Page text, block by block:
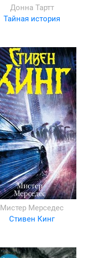
Донна Тартт
Тайная история
Мистер Мерседес
Стивен Кинг